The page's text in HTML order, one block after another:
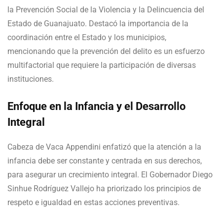
la Prevención Social de la Violencia y la Delincuencia del
Estado de Guanajuato. Destacó la importancia de la
coordinación entre el Estado y los municipios,
mencionando que la prevención del delito es un esfuerzo
multifactorial que requiere la participación de diversas
instituciones.
Enfoque en la Infancia y el Desarrollo
Integral
Cabeza de Vaca Appendini enfatizó que la atención a la
infancia debe ser constante y centrada en sus derechos,
para asegurar un crecimiento integral. El Gobernador Diego
Sinhue Rodríguez Vallejo ha priorizado los principios de
respeto e igualdad en estas acciones preventivas.